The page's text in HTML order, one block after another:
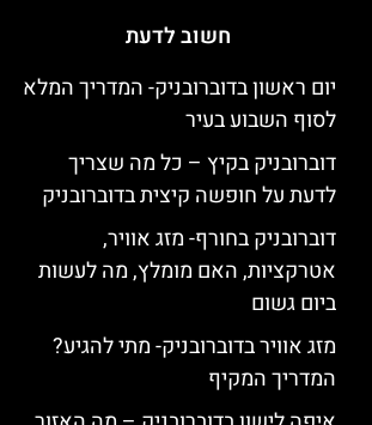
חשוב לדעת
יום ראשון בדוברובניק- המדריך המלא
לסוף השבוע בעיר
דוברובניק בקיץ – כל מה שצריך
לדעת על חופשה קיצית בדוברובניק
דוברובניק בחורף- מזג אוויר,
אטרקציות, האם מומלץ, מה לעשות
ביום גשום
מזג אוויר בדוברובניק- מתי להגיע?
המדריך המקיף